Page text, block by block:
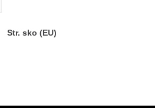
Str. sko (EU)